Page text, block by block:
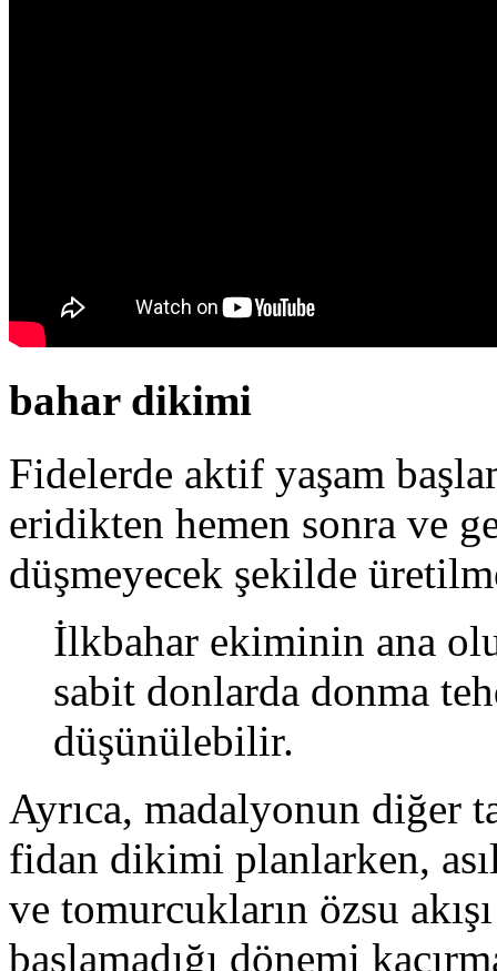
bahar dikimi
Fidelerde aktif yaşam
eridikten hemen sonra ve
düşmeyecek şekilde
İlkbahar ekiminin ana
sabit donlarda donma
düşünülebilir.
Ayrıca, madalyonun diğer
fidan dikimi planlarken,
ve tomurcukların özsu
başlamadığı dönemi